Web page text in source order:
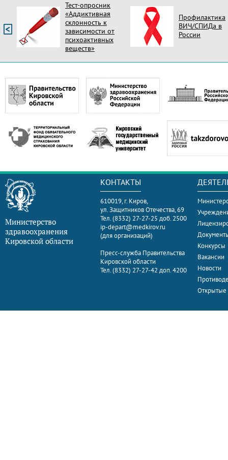
Тест-опросник
«Аддиктивная
склонность к
зависимости от
психоактивных
веществ»
Профилактика
ВИЧ/СПИДа в
России
Министерство
здравоохранения
Кировской области
КОНТАКТЫ
610019, г. Киров,
ул. Защитников Отечества, 69
Тел. (8332) 27-27-25 доб. 2500
ip-depart@medkirov.ru
(для организаций)
Пресс-служба Правительства
Кировской области
Тел. (8332) 27-27-42 доп. 4200
Конкурсы
Вакансии
Новости